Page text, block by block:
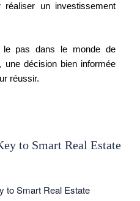
un investissement
le pas dans le monde de
une décision bien informée
réussir.
to Smart Real Estate